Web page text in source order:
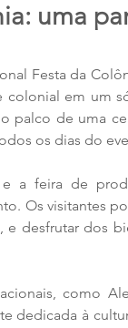
uma
Festa da
colonial em um
palco de uma
os dias do
a feira de
Os visitantes
desfrutar dos
como
dedicada à